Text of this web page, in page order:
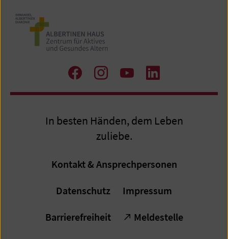
Zu
Facebook
Zu
Instagram
Zum
Youtube-
Zum
LinkedIn
In besten Händen, dem Leben
zuliebe.
Kontakt & Ansprechpersonen
Datenschutz Impressum
Barrierefreiheit Meldestelle